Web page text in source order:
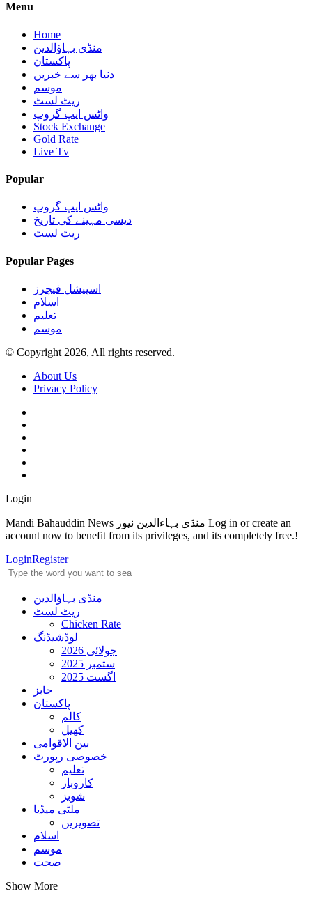
Menu
Home
منڈی بہاؤالدین
پاکستان
دنیا بھر سے خبریں
موسم
ریٹ لسٹ
واٹس ایپ گروپ
Stock Exchange
Gold Rate
Live Tv
Popular
واٹس ایپ گروپ
دیسی مہینے کی تاریخ
ریٹ لسٹ
Popular Pages
اسپیشل فیچرز
اسلام
تعلیم
موسم
© Copyright 2026, All rights reserved.
About Us
Privacy Policy
Login
Mandi Bahauddin News منڈی بہاءالدین نیوز Log in or create an
account now to benefit from its privileges, and its completely free.!
LoginRegister
منڈی بہاؤالدین
ریٹ لسٹ
Chicken Rate
لوڈشیڈنگ
جولائی 2026
ستمبر 2025
اگست 2025
جابز
پاکستان
کالم
کھیل
بین الاقوامی
خصوصی رپورٹ
تعلیم
کاروبار
شوبز
ملٹی میڈیا
تصویریں
اسلام
موسم
صحت
Show More